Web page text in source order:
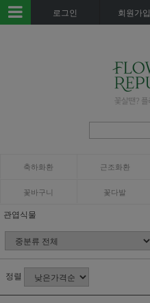
로그인 회원가입
축하화환 근조화환
꽃바구니 꽃다발
관엽식물
정렬